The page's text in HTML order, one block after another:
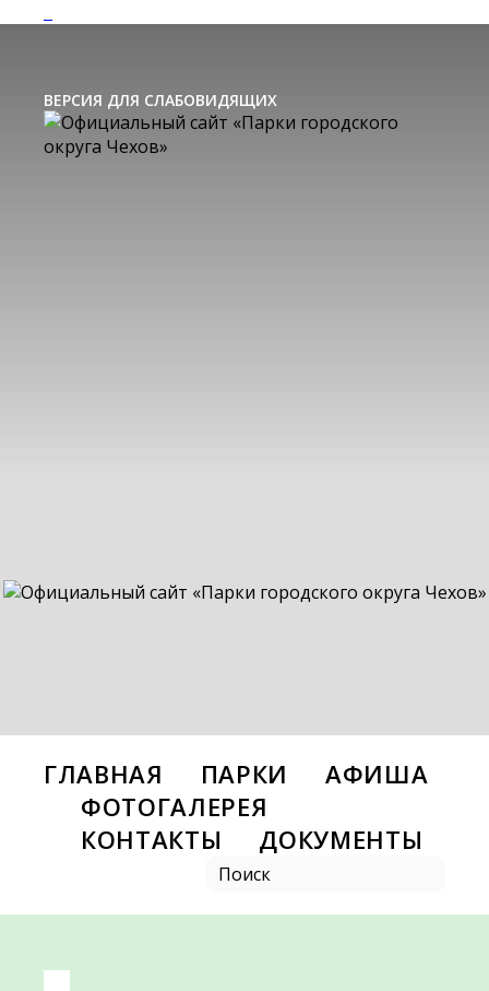
ВЕРСИЯ ДЛЯ СЛАБОВИДЯЩИХ
ГЛАВНАЯ ПАРКИ
АФИША
ФОТОГАЛЕРЕЯ
КОНТАКТЫ
ДОКУМЕНТЫ